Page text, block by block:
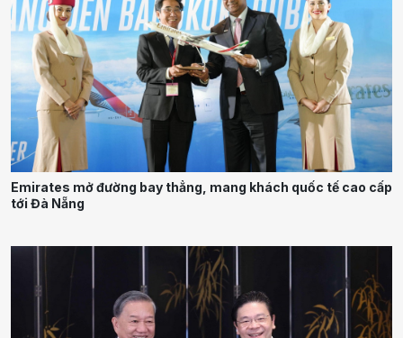
Emirates mở đường bay thẳng, mang khách quốc tế cao cấp
tới Đà Nẵng